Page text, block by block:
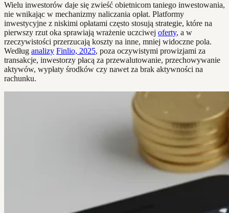
Wielu inwestorów daje się zwieść obietnicom taniego inwestowania,
nie wnikając w mechanizmy naliczania opłat. Platformy
inwestycyjne z niskimi opłatami często stosują strategie, które na
pierwszy rzut oka sprawiają wrażenie uczciwej oferty, a w
rzeczywistości przerzucają koszty na inne, mniej widoczne pola.
Według analizy Finlio, 2025, poza oczywistymi prowizjami za
transakcje, inwestorzy płacą za przewalutowanie, przechowywanie
aktywów, wypłaty środków czy nawet za brak aktywności na
rachunku.